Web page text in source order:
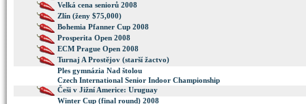
Velká cena seniorů 2008
Zlín (ženy $75,000)
Bohemia Pfanner Cup 2008
Prosperita Open 2008
ECM Prague Open 2008
Turnaj A Prostějov (starší žactvo)
Ples gymnázia Nad štolou
Czech International Senior Indoor Championship
Češi v Jižní Americe: Uruguay
Winter Cup (final round) 2008